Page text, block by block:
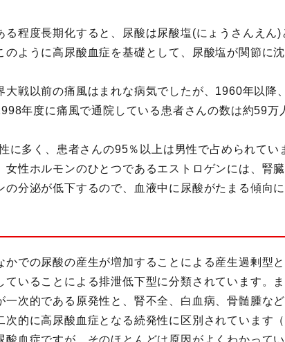
る程度長期化すると、尿酸は尿酸塩(にょうさんえん
のように高尿酸血症を基礎として、尿酸塩が関節に
大戦以前の痛風はまれな病気でしたが、1960年以
年度に痛風で通院している患者さんの数は約59
に多く、患者さんの95％以上は男性で占められて
女性ホルモンのひとつであるエストロゲンには、腎
の分泌が低下するので、血液中に尿酸がたまる傾向
かでの尿酸の産生が増加することによる産生過剰型
ていることによる排泄低下型に分類されています。
一次的である原発性と、腎不全、白血病、骨髄腫な
次的に高尿酸血症となる続発性に区別されています（